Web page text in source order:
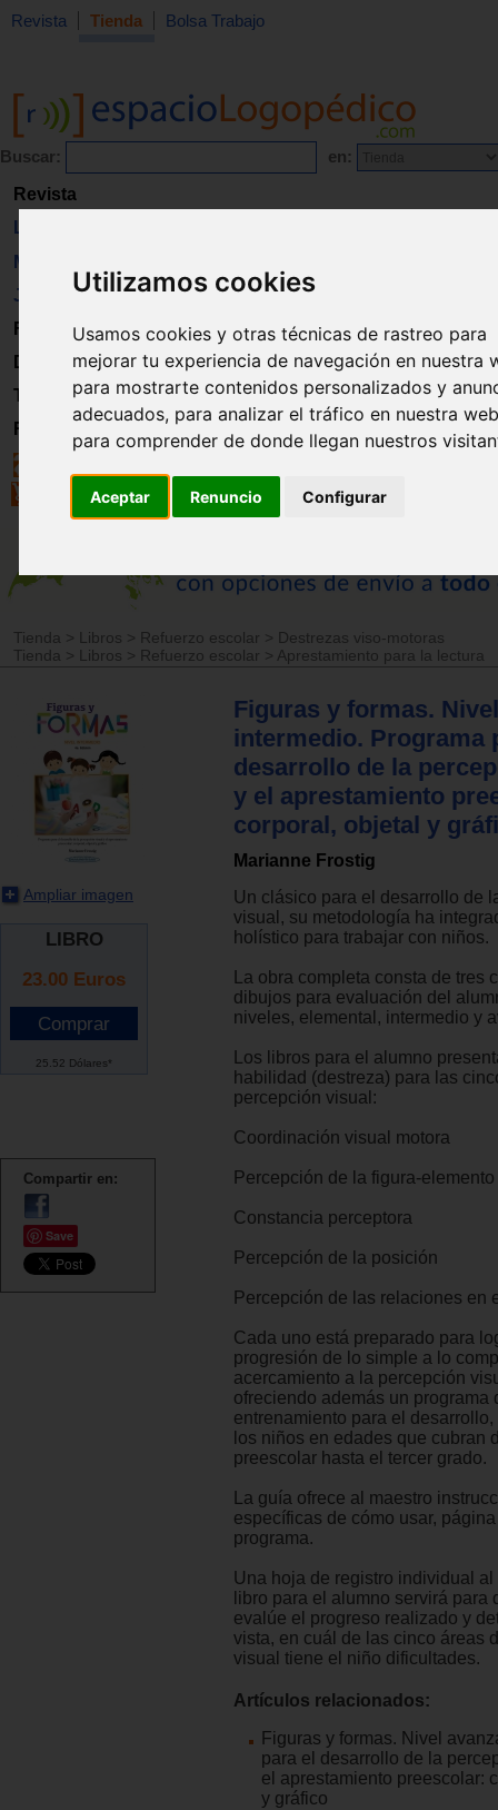
Utilizamos cookies
Usamos cookies y otras técnicas de rastreo para
mejorar tu experiencia de navegación en nuestra
para mostrarte contenidos personalizados y
adecuados, para analizar el tráfico en nuestra
para comprender de donde llegan nuestros
Aceptar Renuncio Configurar
Revista Tienda Bolsa Trabajo
Buscar: en:
Revista
Libros
Material
Juguetes
Formación
Directorio
Trabajo
Registro
Tienda > Libros > Refuerzo escolar > Destrezas viso-motoras
Tienda
> Libros > Refuerzo escolar > Aprestamiento para la lectura
Ampliar imagen
LIBRO
23.00 Euros
25.52 Dólares*
Compartir en:
Save
Figuras y formas. Nivel
intermedio. Programa
desarrollo de la
y el aprestamiento
corporal, objetal y
Marianne Frostig
Un clásico para el desarrollo de
visual, su metodología ha
holístico para trabajar con niños.
La obra completa consta de tres
dibujos para evaluación del
niveles, elemental, intermedio y
Los libros para el alumno
habilidad (destreza) para las
percepción visual:
Coordinación visual motora
Percepción de la figura-elemento
Constancia perceptora
Percepción de la posición
Percepción de las relaciones en
Cada uno está preparado para
progresión de lo simple a lo
acercamiento a la percepción
ofreciendo además un programa
entrenamiento para el
los niños en edades que cubran
preescolar hasta el tercer grado.
La guía ofrece al maestro
específicas de cómo usar,
programa.
Una hoja de registro individual
libro para el alumno servirá para
evalúe el progreso realizado y
vista, en cuál de las cinco áreas
visual tiene el niño dificultades.
Artículos relacionados:
Figuras y formas. Nivel
para el desarrollo de la
el aprestamiento preescolar:
y gráfico